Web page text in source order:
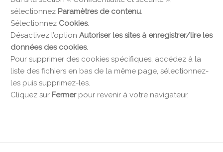
sélectionnez Paramètres de contenu.
Sélectionnez Cookies.
Désactivez l’optionAutoriser les sites à enregistrer/lire les
données des cookies.
Pour supprimer des cookies spécifiques, accédez à la
liste des fichiers en bas de la même page, sélectionnez-
les puis supprimez-les.
Cliquez sur Fermerpour revenir à votre navigateur.